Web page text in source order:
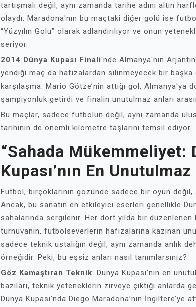
tartışmalı değil, aynı zamanda tarihe adını altın
olaydı. Maradona'nın bu maçtaki diğer golü ise
“Yüzyılın Golu” olarak adlandırılıyor ve onun
seriyor.
2014 Dünya Kupası Finali'nde Almanya'nın
yendiği maç da hafızalardan silinmeyecek bir başka
karşılaşma. Mario Götze’nin attığı gol, Almanya'ya
şampiyonluk getirdi ve finalin unutulmaz anları
Bu maçlar, sadece futbolun değil, aynı zamanda
tarihinin de önemli kilometre taşlarını temsil ediyor.
“Sahada Mükemmeliyet:
Kupası’nın En
Futbol, birçoklarının gözünde sadece bir oyun değil,
Ancak, bu sanatın en etkileyici eserleri genellikle
sahalarında sergilenir. Her dört yılda bir düzenlenen
turnuvanın, futbolseverlerin hafızalarına kazınan
sadece teknik ustalığın değil, aynı zamanda anlık
örneğidir. Peki, bu eşsiz anları nasıl tanımlarsınız?
Göz Kamaştıran Teknik: Dünya Kupası’nın en
bazıları, teknik yeteneklerin zirveye çıktığı anlarda
Dünya Kupası’nda Diego Maradona’nın İngiltere’ye